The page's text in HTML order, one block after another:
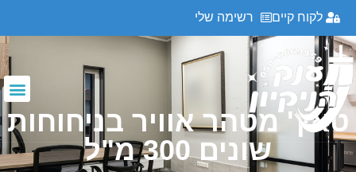
לקוח קיים רשימה שלי
טאץ' מטהר אוויר בניחוחות
שונים 300 מ"ל